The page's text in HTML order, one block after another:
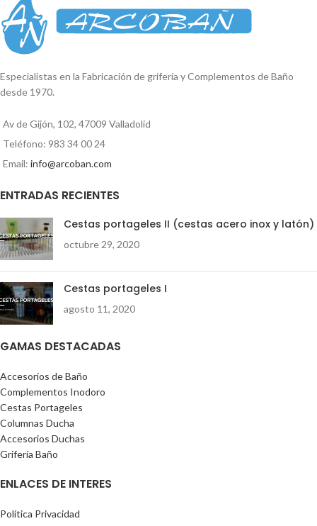
Especialistas en la Fabricación de grifería y Complementos de Baño
desde 1970.
Av de Gijón, 102, 47009 Valladolid
Teléfono: 983 34 00 24
Email: info@arcoban.com
ENTRADAS RECIENTES
Cestas portageles II (cestas acero inox y latón)
octubre 29, 2020
Cestas portageles I
agosto 11, 2020
GAMAS DESTACADAS
Accesorios de Baño
Complementos Inodoro
Cestas Portageles
Columnas Ducha
Accesorios Duchas
Grifería Baño
ENLACES DE INTERES
Política Privacidad